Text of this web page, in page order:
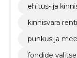
ehitus- ja
kinnisvara
puhkus ja
fondide